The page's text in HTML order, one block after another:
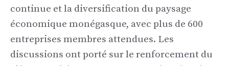
continue et la diversification du paysage
économique monégasque, avec plus de 600
entreprises membres attendues. Les
discussions ont porté sur le renforcement du